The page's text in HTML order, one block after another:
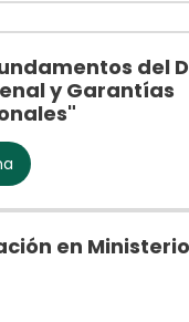
del
y Garantías
en